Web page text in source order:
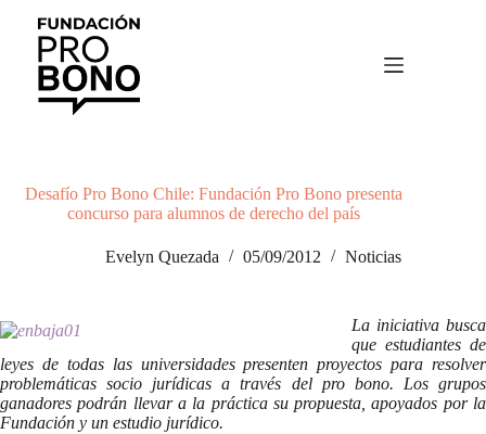
contenido
Desafío Pro Bono Chile: Fundación Pro Bono presenta
concurso para alumnos de derecho del país
Evelyn Quezada 05/09/2012 Noticias
La iniciativa busca
que estudiantes de
leyes de todas las universidades presenten proyectos para resolver
problemáticas socio jurídicas a través del pro bono. Los grupos
ganadores podrán llevar a la práctica su propuesta, apoyados por la
Fundación y un estudio jurídico.